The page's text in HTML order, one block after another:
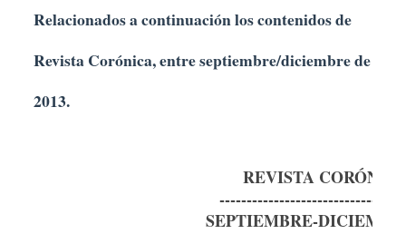
Relacionados a continuación los contenidos de
Revista Corónica, entre septiembre/diciembre de
2013.
REVISTA
SEPTIEMBRE-